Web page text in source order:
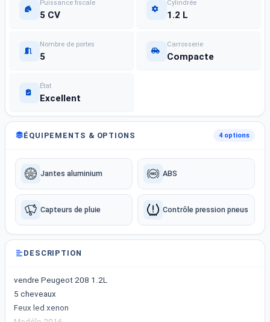
Puissance fiscale
5 CV
Cylindrée
1.2 L
Nombre de portes
5
Carrosserie
Compacte
État
Excellent
ÉQUIPEMENTS & OPTIONS 4 options
Jantes aluminium ABS
Capteurs de pluie Contrôle pression pneus
DESCRIPTION
vendre Peugeot 208 1.2L
5 cheveaux
Feux led xenon